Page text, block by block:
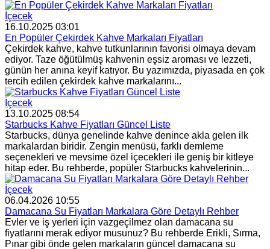
İçecek
16.10.2025 03:01
En Popüler Çekirdek Kahve Markaları Fiyatları
Çekirdek kahve, kahve tutkunlarının favorisi olmaya devam
ediyor. Taze öğütülmüş kahvenin eşsiz aroması ve lezzeti,
günün her anına keyif katıyor. Bu yazımızda, piyasada en çok
tercih edilen çekirdek kahve markalarını...
İçecek
13.10.2025 08:54
Starbucks Kahve Fiyatları Güncel Liste
Starbucks, dünya genelinde kahve denince akla gelen ilk
markalardan biridir. Zengin menüsü, farklı demleme
seçenekleri ve mevsime özel içecekleri ile geniş bir kitleye
hitap eder. Bu rehberde, popüler Starbucks kahvelerinin...
İçecek
06.04.2026 10:55
Damacana Su Fiyatları Markalara Göre Detaylı Rehber
Evler ve iş yerleri için vazgeçilmez olan damacana su
fiyatlarını merak ediyor musunuz? Bu rehberde Erikli, Sırma,
Pınar gibi önde gelen markaların güncel damacana su